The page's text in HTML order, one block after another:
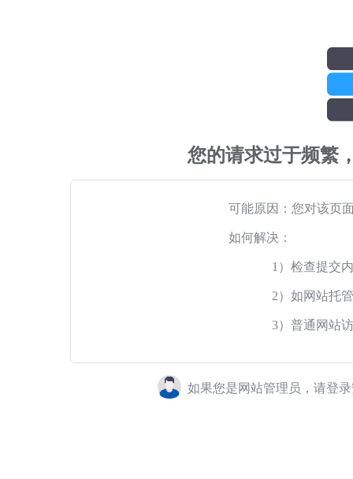
您的请求过于频繁
可能原因：您对该页
如何解决：
1）检查提交
2）如网站托
3）普通网站
如果您是网站管理员，请登